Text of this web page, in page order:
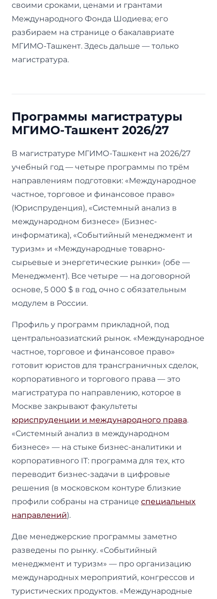
своими сроками, ценами и грантами
Международного Фонда Шодиева; его
разбираем на странице о бакалавриате
МГИМО-Ташкент. Здесь дальше — только
магистратура.
Программы магистратуры
МГИМО-Ташкент 2026/27
В магистратуре МГИМО-Ташкент на 2026/27
учебный год — четыре программы по трём
направлениям подготовки: «Международное
частное, торговое и финансовое право»
(Юриспруденция), «Системный анализ в
международном бизнесе» (Бизнес-
информатика), «Событийный менеджмент и
туризм» и «Международные товарно-
сырьевые и энергетические рынки» (обе —
Менеджмент). Все четыре — на договорной
основе, 5 000 $ в год, очно с обязательным
модулем в России.
Профиль у программ прикладной, под
центральноазиатский рынок. «Международное
частное, торговое и финансовое право»
готовит юристов для трансграничных сделок,
корпоративного и торгового права — это
магистратура по направлению, которое в
Москве закрывают факультеты
юриспруденции и международного права.
«Системный анализ в международном
бизнесе» — на стыке бизнес-аналитики и
корпоративного IT: программа для тех, кто
переводит бизнес-задачи в цифровые
решения (в московском контуре близкие
профили собраны на странице специальных
направлений).
Две менеджерские программы заметно
разведены по рынку. «Событийный
менеджмент и туризм» — про организацию
международных мероприятий, конгрессов и
туристических продуктов. «Международные